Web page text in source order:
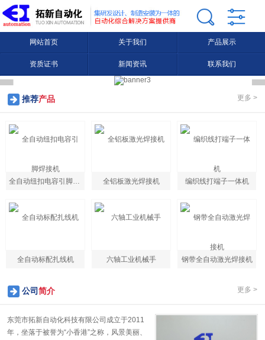
网站首页 关于我们 产品展示
资质证书 新闻资讯 联系我们
推荐产品 更多 >
全自动纽扣电容引脚焊接机 全铝板激光焊接机 编织线打端子一体机
全自动标配扎线机 六轴工业机械手 钢带全自动激光焊接机
公司简介 更多 >
东莞市拓新自动化科技有限公司成立于2011
年，坐落于被誉为“小香港”之称，风景美丽、